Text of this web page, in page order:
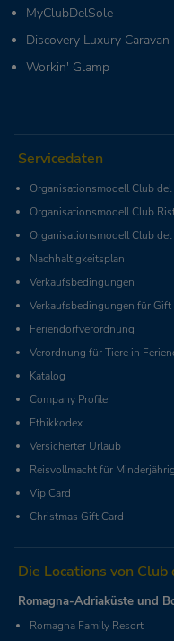
MyClubDelSole
Discovery Luxury Caravan
Workin' Glamp
Servicedaten
Organisationsmodell Club
Organisationsmodell Club
Organisationsmodell Club del
Nachhaltigkeitsplan
Verkaufsbedingungen
Verkaufsbedingungen für Gift
Feriendorfverordnung
Verordnung für Tiere in
Katalog
Company Profile
Ethikkodex
Versicherter Urlaub
Reisvollmacht für
Vip Card
Christmas Gift Card
Die Locations von Club
Romagna-Adriaküste und
Romagna Family Resort